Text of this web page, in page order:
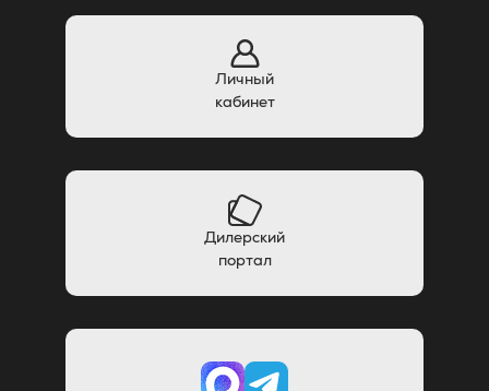
Личный
кабинет
Дилерский
портал